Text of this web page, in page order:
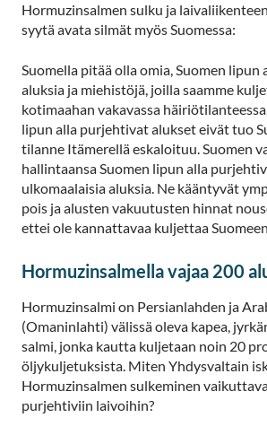
Hormuzinsalmen sulku ja
syytä avata silmät myös Suomessa:
Suomella pitää olla omia, Suomen
aluksia ja miehistöjä, joilla saamme
kotimaahan vakavassa
lipun alla purjehtivat alukset eivät tuo
tilanne Itämerellä eskaloituu. Suomen
hallintaansa Suomen lipun alla
ulkomaalaisia aluksia. Ne kääntyvät
pois ja alusten vakuutusten hinnat
ettei ole kannattavaa kuljettaa
Hormuzinsalmella vajaa 200
Hormuzinsalmi on Persianlahden ja
(Omaninlahti) välissä oleva kapea,
salmi, jonka kautta kuljetaan noin 20
öljykuljetuksista. Miten Yhdysvaltain
Hormuzinsalmen sulkeminen
purjehtiviin laivoihin?